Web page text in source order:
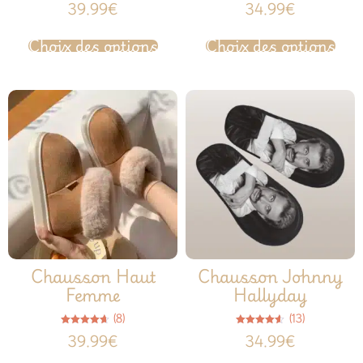
4.67
sur 5
39.99€
Choix des options
4.63
sur 5
34.99€
Choix des options
Chausson Haut
Femme
4.63
sur 5
(8)
39.99€
Chausson Johnny
Hallyday
4.54
sur 5
(13)
34.99€